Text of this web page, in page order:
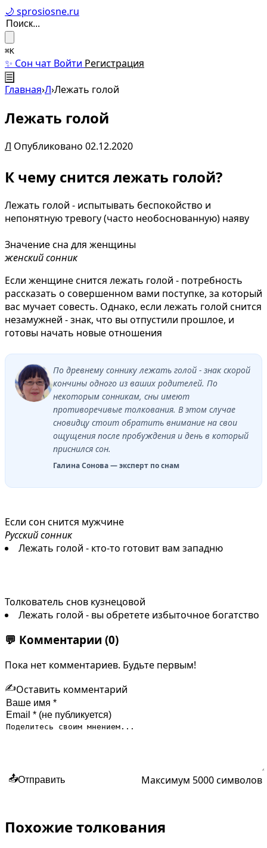
🌙 sprosiosne.ru
⌘K
✨ Сон чат Войти Регистрация
☰
Главная›Л›Лежать голой
Лежать голой
Л Опубликовано 02.12.2020
К чему снится лежать голой?
Лежать голой - испытывать беспокойство и
непонятную тревогу (часто необоснованную) наяву
Значение сна для женщины
женский сонник
Если женщине снится лежать голой - потребность
рассказать о совершенном вами поступке, за который
вас мучает совесть. Однако, если лежать голой снится
незамужней - знак, что вы отпустили прошлое, и
готовы начать новые отношения
По древнему соннику лежать голой - знак скорой
кончины одного из ваших родителей. По
некоторым сонникам, сны имеют
противоречивые толкования. В этом случае
сновидцу стоит обратить внимание на свои
ощущения после пробуждения и день в который
приснился сон.
Галина Сонова — эксперт по снам
Если сон снится мужчине
Русский сонник
Лежать голой - кто-то готовит вам западню
Толкователь снов кузнецовой
Лежать голой - вы обретете избыточное богатство
💬 Комментарии (0)
Пока нет комментариев. Будьте первым!
✍️Оставить комментарий
📤Отправить Максимум 5000 символов
Похожие толкования